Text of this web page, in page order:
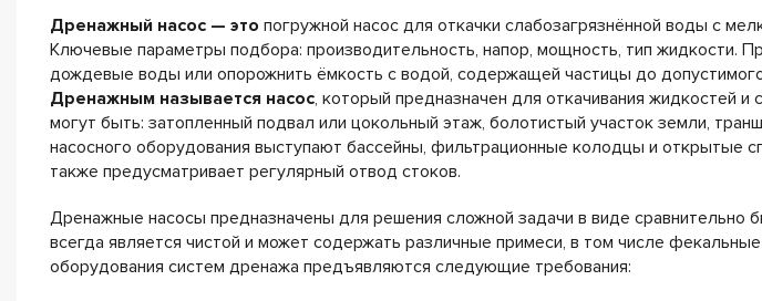
Дренажный насос — это погружной насос для откачки слабозагрязнённой воды с
Ключевые параметры подбора: производительность, напор, мощность, тип жидкости.
дождевые воды или опорожнить ёмкость с водой, содержащей частицы до
Дренажным называется насос, который предназначен для откачивания жидкостей и
могут быть: затопленный подвал или цокольный этаж, болотистый участок земли,
насосного оборудования выступают бассейны, фильтрационные колодцы и
также предусматривает регулярный отвод стоков.
Дренажные насосы предназначены для решения сложной задачи в виде
всегда является чистой и может содержать различные примеси, в том числе
оборудования систем дренажа предъявляются следующие требования: